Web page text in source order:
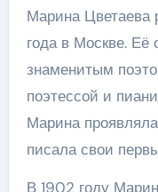
Марина Цветаева
года в Москве. Её
знаменитым
поэтессой и
Марина
писала свои
В 1902 году